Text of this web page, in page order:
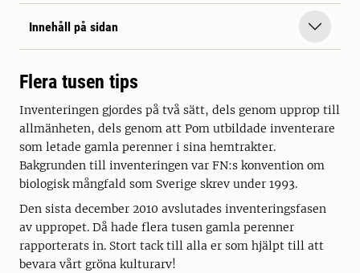
Innehåll på sidan
Flera tusen tips
Inventeringen gjordes på två sätt, dels genom upprop till
allmänheten, dels genom att Pom utbildade inventerare
som letade gamla perenner i sina hemtrakter.
Bakgrunden till inventeringen var FN:s konvention om
biologisk mångfald som Sverige skrev under 1993.
Den sista december 2010 avslutades inventeringsfasen
av uppropet. Då hade flera tusen gamla perenner
rapporterats in. Stort tack till alla er som hjälpt till att
bevara vårt gröna kulturarv!